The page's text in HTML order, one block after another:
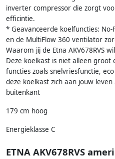
inverter compressor die zorgt
efficintie.
* Geavanceerde koelfuncties:
en de MultiFlow 360 ventilator
Waarom jij de Etna AKV678RVS
Deze koelkast is niet alleen
functies zoals snelvriesfunctie,
deze koelkast zich aan jouw
buitenkant
179 cm hoog
Energieklasse C
ETNA AKV678RVS